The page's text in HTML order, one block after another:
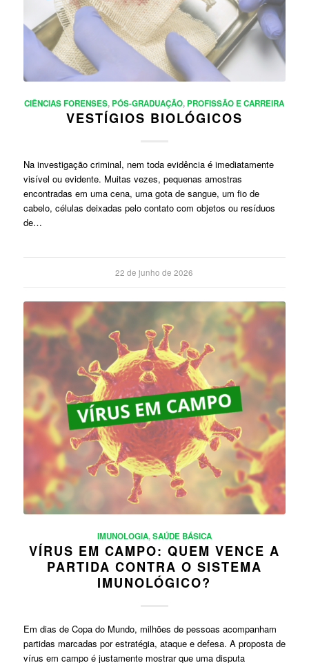
CIÊNCIAS FORENSES,PÓS-GRADUAÇÃO,PROFISSÃO E CARREIRA
VESTÍGIOS BIOLÓGICOS
Na investigação criminal, nem toda evidência é imediatamente
visível ou evidente. Muitas vezes, pequenas amostras
encontradas em uma cena, uma gota de sangue, um fio de
cabelo, células deixadas pelo contato com objetos ou resíduos
de…
22 de junho de 2026
IMUNOLOGIA,SAÚDE BÁSICA
VÍRUS EM CAMPO: QUEM VENCE A
PARTIDA CONTRA O SISTEMA
IMUNOLÓGICO?
Em dias de Copa do Mundo, milhões de pessoas acompanham
partidas marcadas por estratégia, ataque e defesa. A proposta de
vírus em campo é justamente mostrar que uma disputa